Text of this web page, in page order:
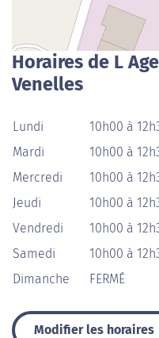
Horaires de L
Venelles
Lundi
10h00 à
Mardi
10h00 à
Mercredi
10h00 à
Jeudi
10h00 à
Vendredi
10h00 à
Samedi
10h00 à
Dimanche
FERMÉ
Modifier les horaires